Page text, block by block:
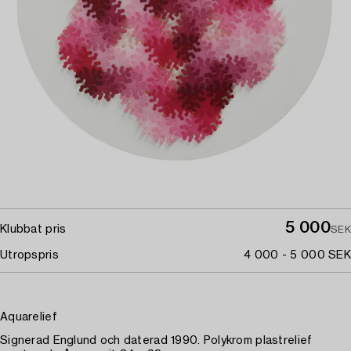
Klubbat pris 5 000SEK
Utropspris 4 000 - 5 000 SEK
Aquarelief
Signerad Englund och daterad 1990. Polykrom plastrelief